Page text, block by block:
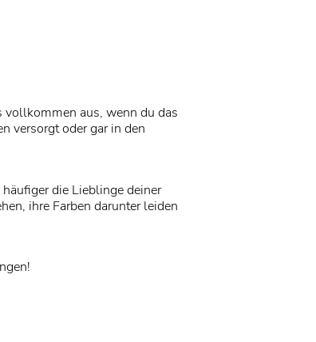
vollkommen aus, wenn du das
versorgt oder gar in den
die Lieblinge deiner
ihre Farben darunter leiden